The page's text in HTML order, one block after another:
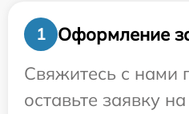
1
Оформление
Свяжитесь с нами
оставьте заявку